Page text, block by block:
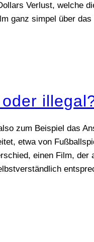
Verlust, welche
ganz simpel über
zum Beispiel das
etwa von
einen Film,